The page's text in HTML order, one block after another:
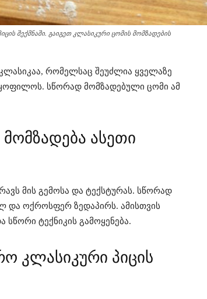
შექმნაში. გაიგეთ კლასიკური ცომის მომზადების
რომელსაც შეუძლია ყველაზე
სწორად მომზადებული ცომი ამ
ასეთი
მის გემოსა და ტექსტურას. სწორად
ოქროსფერ ზედაპირს. ამისთვის
სწორი ტექნიკის გამოყენება.
კლასიკური პიცის